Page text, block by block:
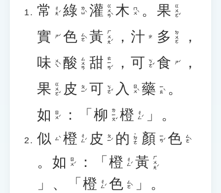
常 ㄔㄤˊ 綠 ㄌㄩˋ 灌 ㄍㄨㄢˋ 木 ㄇㄨˋ 。 果 ㄍㄨㄛˇ
實 ㄕˊ 色 ㄙㄜˋ 黃 ㄏㄨㄤˊ ， 汁 ㄓ 多 ㄉㄨㄛ
，
味 ㄨㄟˋ 酸 ㄙㄨㄢ 甜 ㄊㄧㄢˊ ， 可 ㄎㄜˇ 食 ㄕˊ
，
果 ㄍㄨㄛˇ 皮 ㄆㄧˊ 可 ㄎㄜˇ 入 ㄖㄨˋ 藥 ㄧㄠˋ 。
如 ㄖㄨˊ ：「 柳 ㄌㄧㄡˇ 橙 ㄔㄥˊ
」。
似
ㄙˋ 橙 ㄔㄥˊ 皮 ㄆㄧˊ 的 ˙ㄉㄜ 顏 ㄧㄢˊ 色 ㄙㄜˋ
。 如 ㄖㄨˊ ：「 橙 ㄔㄥˊ 黃 ㄏㄨㄤˊ
」、「 橙 ㄔㄥˊ 色 ㄙㄜˋ 」。